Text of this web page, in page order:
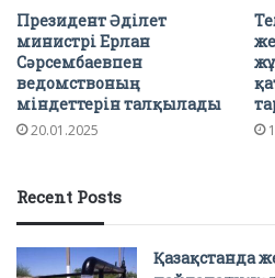
Президент Әділет
министрі Ерлан
Сәрсембаевпен
ведомствоның
міндеттерін талқылады
20.01.2025
Recent Posts
Қазақстанда